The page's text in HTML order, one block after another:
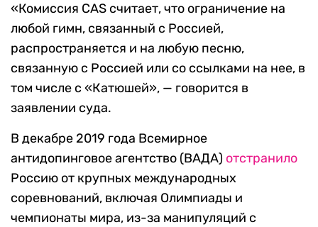
«Комиссия CAS считает, что ограничение на
любой гимн, связанный с Россией,
распространяется и на любую песню,
связанную с Россией или со ссылками на нее, в
том числе с «Катюшей», — говорится в
заявлении суда.
В декабре 2019 года Всемирное
антидопинговое агентство (ВАДА) отстранило
Россию от крупных международных
соревнований, включая Олимпиады и
чемпионаты мира, из-за манипуляций с